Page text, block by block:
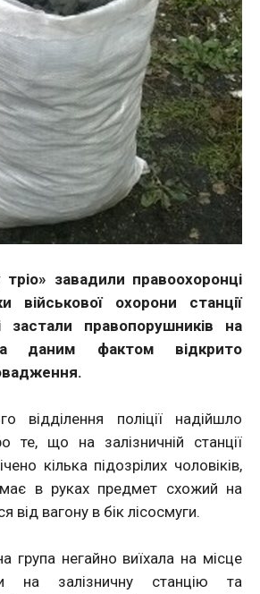
завадили правоохоронці
військової охорони станції
застали правопорушників на
даним фактом відкрито
відділення поліції надійшло
те, що на залізничній станції
кілька підозрілих чоловіків,
в руках предмет схожий на
від вагону в бік лісосмуги.
група негайно виїхала на місце
на залізничну станцію та